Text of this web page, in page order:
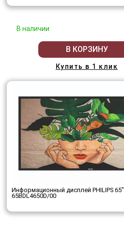
В наличии
В КОРЗИНУ
Купить в 1 клик
Информационный дисплей PHILIPS 65"
65BDL4650D/00